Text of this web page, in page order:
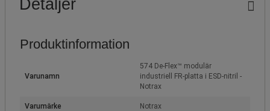
Detaljer
Produktinformation
Varunamn
574 De-Flex™ modulär
industriell FR-platta i ESD-nitril -
Notrax
Varumärke Notrax